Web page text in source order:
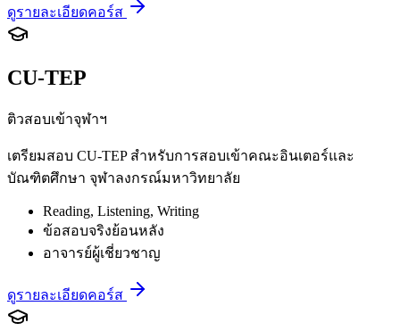
ดูรายละเอียดคอร์ส
CU-TEP
ติวสอบเข้าจุฬาฯ
เตรียมสอบ CU-TEP สำหรับการสอบเข้าคณะอินเตอร์และ
บัณฑิตศึกษา จุฬาลงกรณ์มหาวิทยาลัย
Reading, Listening, Writing
ข้อสอบจริงย้อนหลัง
อาจารย์ผู้เชี่ยวชาญ
ดูรายละเอียดคอร์ส